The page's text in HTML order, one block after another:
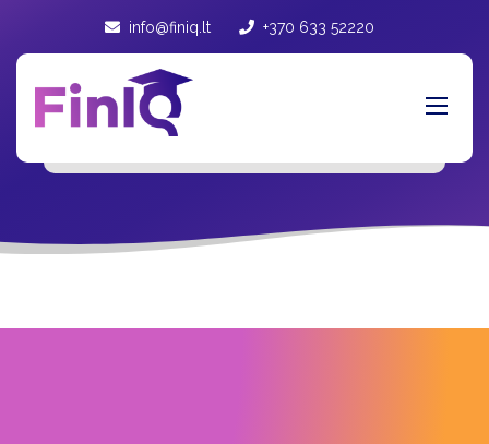
info@finiq.lt +370 633 52220